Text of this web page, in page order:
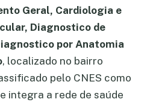
Geral, Cardiologia e
Diagnostico de
por Anatomia
, localizado no bairro
pelo CNES como
integra a rede de saúde